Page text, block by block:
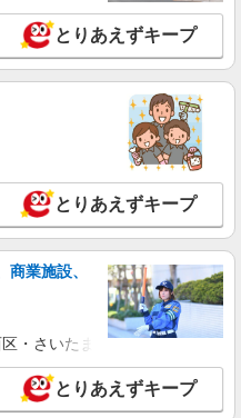
、ご相談いただければ希望条件
いたします。 ★時間外手当別途
働きがい向上手当を含みます。
※26年6月改定（地域により異
入者は更に＋50円
支田1丁目15-16
39328_p
ト・パート】
円以上
します。
台 （東京都練馬区早宮2-18）
詳細を見る
社 39478_p
イト・パート】
とりあえずキープ
とりあえずキープ
業施設、
・さいたま市岩槻区・久喜市・
とりあえずキープ